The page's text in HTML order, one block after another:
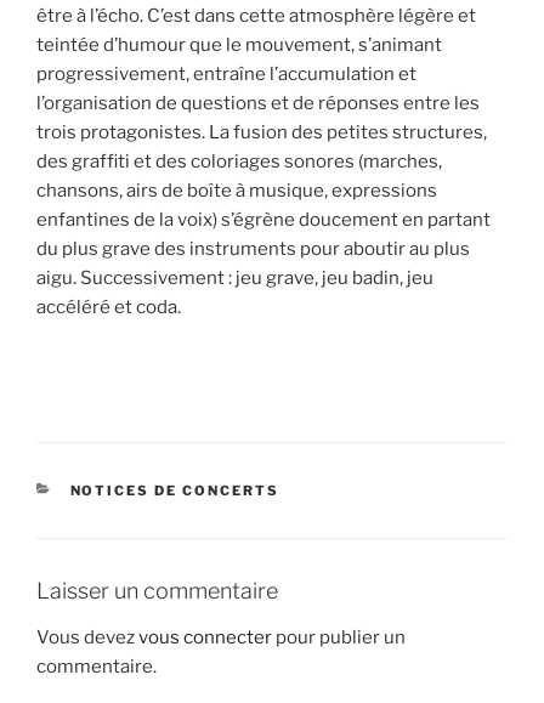
être à l’écho. C’est dans cette atmosphère légère et
teintée d’humour que le mouvement, s’animant
progressivement, entraîne l’accumulation et
l’organisation de questions et de réponses entre les
trois protagonistes. La fusion des petites structures,
des graffiti et des coloriages sonores (marches,
chansons, airs de boîte à musique, expressions
enfantines de la voix) s’égrène doucement en partant
du plus grave des instruments pour aboutir au plus
aigu. Successivement : jeu grave, jeu badin, jeu
accéléré et coda.
CATÉGORIES
NOTICES DE CONCERTS
Laisser un commentaire
Vous devezvous connecter pour publier un
commentaire.